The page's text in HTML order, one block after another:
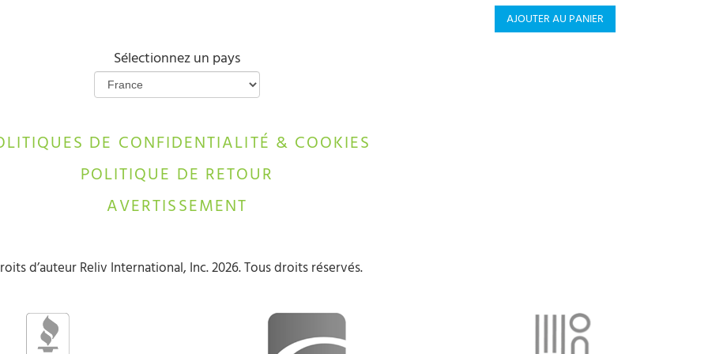
AJOUTER AU PANIER
Sélectionnez un pays
DE CONFIDENTIALITÉ & COOKIES
POLITIQUE DE RETOUR
AVERTISSEMENT
d’auteur Reliv International, Inc. 2026. Tous droits réservés.